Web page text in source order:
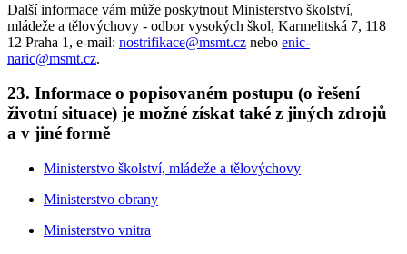
Další informace vám může poskytnout Ministerstvo školství,
mládeže a tělovýchovy - odbor vysokých škol, Karmelitská 7, 118
12 Praha 1, e-mail: nostrifikace@msmt.cz nebo enic-
naric@msmt.cz.
23. Informace o popisovaném postupu (o řešení
životní situace) je možné získat také z jiných zdrojů
a v jiné formě
Ministerstvo školství, mládeže a tělovýchovy
Ministerstvo obrany
Ministerstvo vnitra